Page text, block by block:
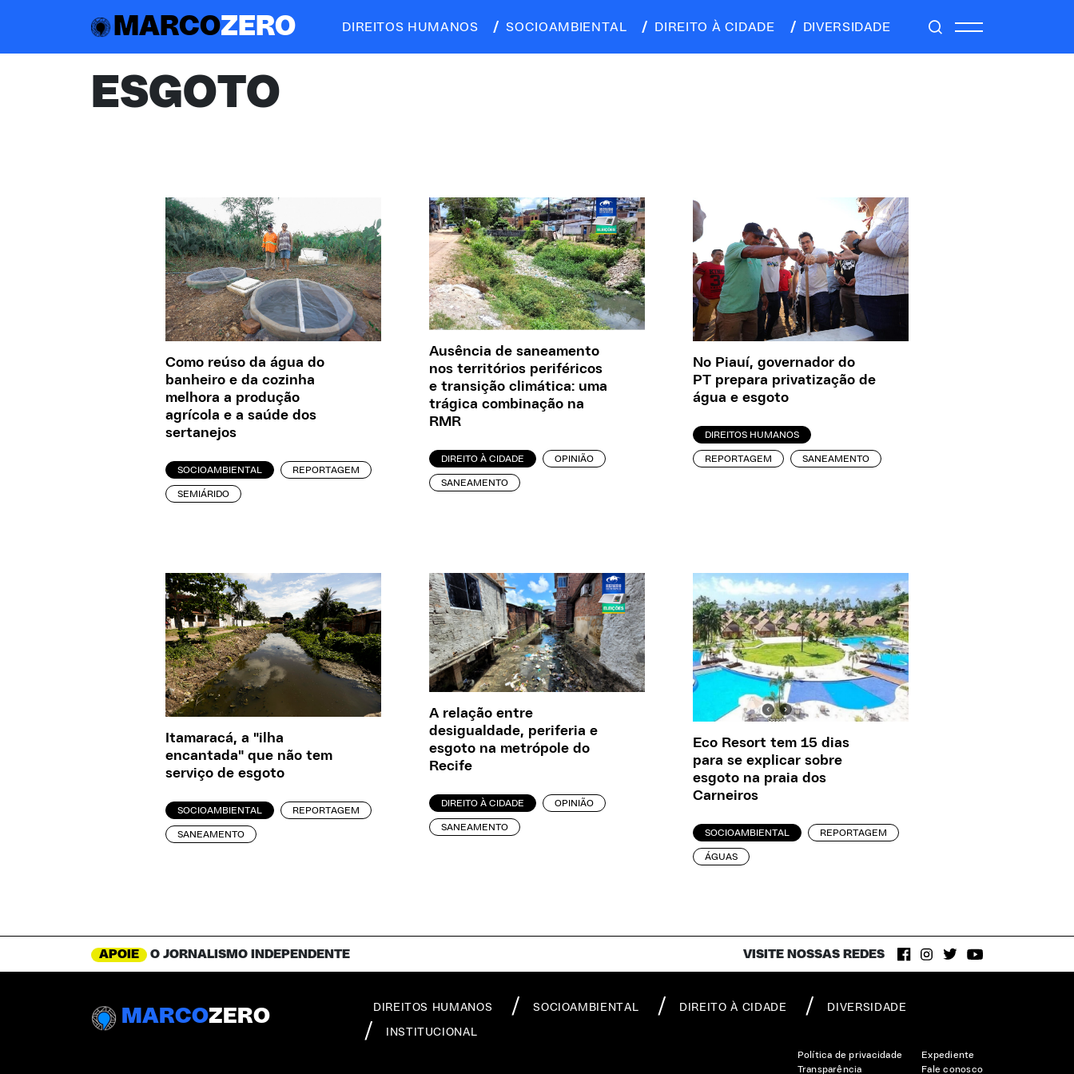
MARCOZERO DIREITOS HUMANOS SOCIOAMBIENTAL DIREITO À CIDADE DIVERSIDADE
ESGOTO
Como reúso da água do
banheiro e da cozinha
melhora a produção
agrícola e a saúde dos
sertanejos
SOCIOAMBIENTAL REPORTAGEM
SEMIÁRIDO
Ausência de saneamento
nos territórios periféricos
e transição climática: uma
trágica combinação na
RMR
DIREITO À CIDADE OPINIÃO
SANEAMENTO
No Piauí, governador do
PT prepara privatização de
água e esgoto
DIREITOS HUMANOS
REPORTAGEM SANEAMENTO
Itamaracá, a "ilha
encantada" que não tem
serviço de esgoto
SOCIOAMBIENTAL REPORTAGEM
SANEAMENTO
A relação entre
desigualdade, periferia e
esgoto na metrópole do
Recife
DIREITO À CIDADE OPINIÃO
SANEAMENTO
Eco Resort tem 15 dias
para se explicar sobre
esgoto na praia dos
Carneiros
SOCIOAMBIENTAL REPORTAGEM
ÁGUAS
APOIE O JORNALISMO INDEPENDENTE VISITE NOSSAS REDES
MARCOZERO DIREITOS HUMANOS SOCIOAMBIENTAL DIREITO À CIDADE DIVERSIDADE
INSTITUCIONAL
Política de privacidade
Transparência
Expediente
Fale conosco